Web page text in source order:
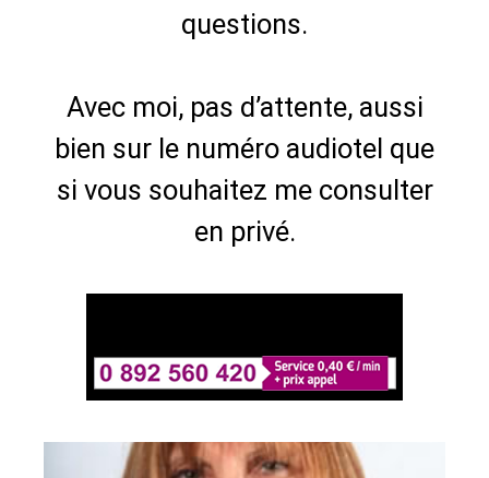
questions.
Avec moi, pas d’attente, aussi
bien sur le numéro audiotel que
si vous souhaitez me consulter
en privé.